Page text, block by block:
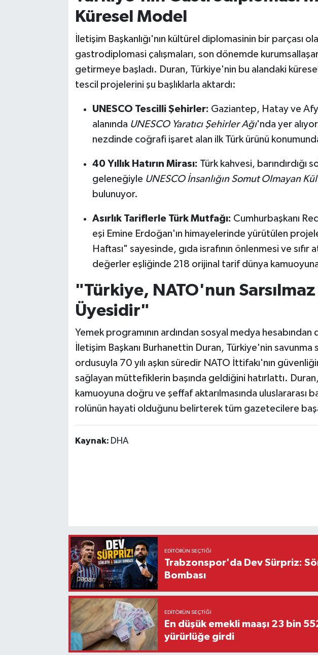
Küresel Model
İletişim Başkanlığı'nın kültürel diplomasinin bir parçası
gastrodiplomasi çalışmaları, son dönemde
getirmeye başladı. Duran, Türkiye'nin bu alandaki
tescil projelerini şu başlıklarla aktardı:
UNESCO Tescilli Şehirler: Gaziantep, Hatay ve
alanında UNESCO Yaratıcı Şehirler Ağı'nda yer
nezdinde coğrafi işaret alan ilk Türk ürünü
40 Yıllık Hatırın Mirası: Türk kahvesi,
geleneğiyle UNESCO İnsanlığın Somut Olmayan
bulunuyor.
Asırlık Tariflerle Türk Mutfağı: Cumhurbaşkanı
eşi Emine Erdoğan'ın himayelerinde yürütülen
Haftası" sayesinde, gıda israfının önlenmesi ve sıfır
değerler eşliğinde 218 orijinal tarif dünya kamuoyuna
"Türkiye, NATO'nun
Üyesidir"
Yemek programının ardından sosyal medya hesabından
İletişim Başkanı Burhanettin Duran, Türkiye'nin savunma
ordusuyla 70 yılı aşkın süredir NATO İttifakı'nın
sağlayan müttefiklerin başında geldiğini hatırlattı.
kamuoyuna doğru ve şeffaf aktarılmasında uluslararası
rolünün hayati olduğunu belirterek tüm gazetecilere
Kaynak: DHA
EDITÖRÜN SEÇTIĞI
Trabzonspor'da Dev Sürpriz:
Bombası
EDITÖRÜN SEÇTIĞI
En düşük emekli maaşı 23 bin
yürürlüğe girdi